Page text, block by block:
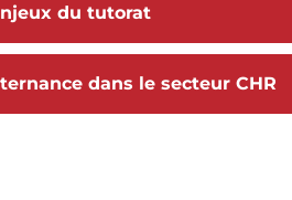
du tutorat
dans le secteur CHR